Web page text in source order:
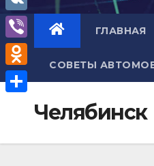
ГЛАВНАЯ
СОВЕТЫ
Челябинск
a
A
e
l
e
g
m
V
K
V
i
b
O
o
п